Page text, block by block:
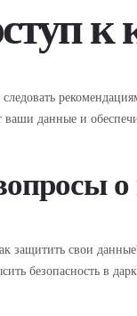
к
данные и
о
защитить свои
безопасность в